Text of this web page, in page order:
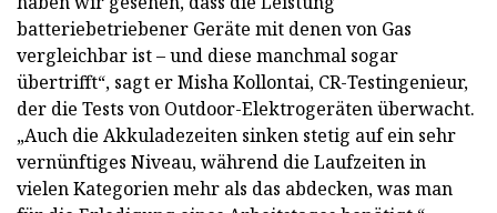
batteriebetriebener Geräte mit denen von Gas
vergleichbar ist – und diese manchmal sogar
übertrifft“, sagt er Misha Kollontai, CR-Testingenieur,
der die Tests von Outdoor-Elektrogeräten überwacht.
„Auch die Akkuladezeiten sinken stetig auf ein sehr
vernünftiges Niveau, während die Laufzeiten in
vielen Kategorien mehr als das abdecken, was man